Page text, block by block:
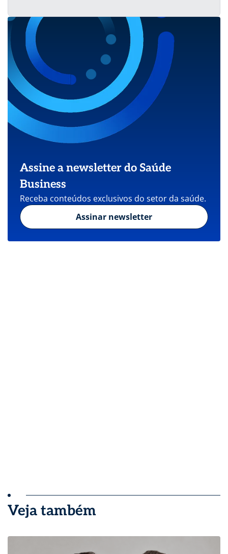
Assine a newsletter do Saúde
Business
Receba conteúdos exclusivos do setor da saúde.
Assinar newsletter
Veja também